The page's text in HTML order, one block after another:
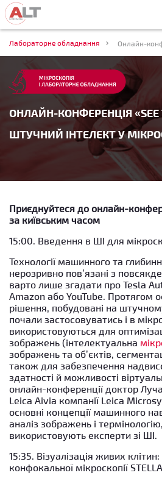
Лабораторне обладнання Онлайн-
ОНЛАЙН-КОНФЕРЕНЦІЯ «SEE
ШТУЧНИЙ ІНТЕЛЕКТ У
Приєднуйтеся до онлайн-
за київським часом
15:00. Введення в ШІ для
Технології машинного та
нерозривно пов’язані з
варто лише згадати про Tesla
Amazon або YouTube. Протягом
рішення, побудовані на
почали застосовуватись і в
використовуються для
зображень (інтелектуальна
зображень та об’єктів,
також для забезпечення
здатності й можливості
онлайн-конференції доктор
Leica Aivia компанії Leica
основні концепції машинного
аналіз зображень і
використовують експерти зі ШІ.
15:35. Візуалізація живих
конфокальної мікроскопії